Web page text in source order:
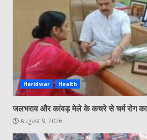
Haridwar Health
जलभराव और कांवड़ मेले के कचरे से चर्म रोग
August 9, 2026